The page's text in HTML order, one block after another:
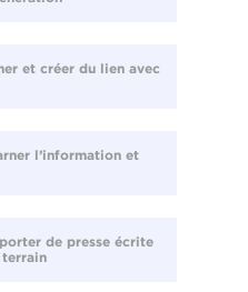
et créer du lien avec
l’information et
de presse écrite
terrain